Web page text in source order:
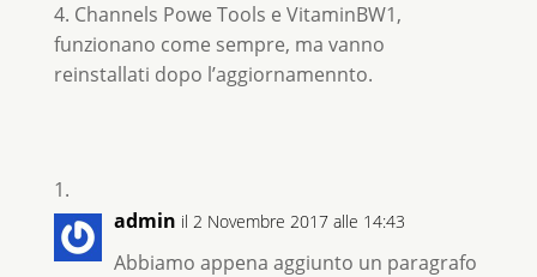
4. Channels Powe Tools e VitaminBW1,
funzionano come sempre, ma vanno
reinstallati dopo l’aggiornamennto.
admin il 2 Novembre 2017 alle 14:43
Abbiamo appena aggiunto un paragrafo